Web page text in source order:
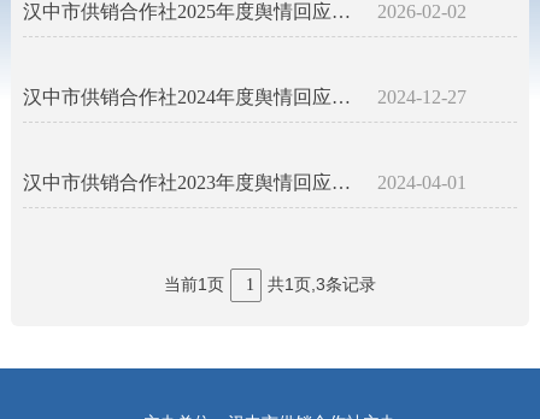
汉中市供销合作社2025年度舆情回应说明 2026-02-02
汉中市供销合作社2024年度舆情回应说明 2024-12-27
汉中市供销合作社2023年度舆情回应说明 2024-04-01
当前1页 1 共1页,3条记录